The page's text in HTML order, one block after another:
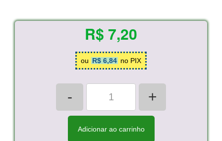
R$ 7,20
ou R$ 6,84 no PIX
- +
Adicionar ao carrinho